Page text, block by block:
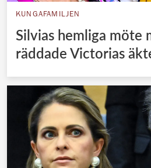
KUNGAFAMILJEN
Silvias hemliga möte
räddade Victorias